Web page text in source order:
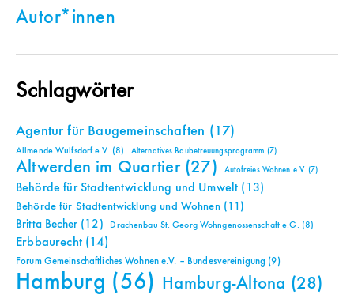
Autor*innen
Schlagwörter
Agentur für Baugemeinschaften (17)
Allmende Wulfsdorf e.V. (8) Alternatives Baubetreuungsprogramm (7)
Altwerden im Quartier(27) Autofreies Wohnen e.V. (7)
Behörde für Stadtentwicklung und Umwelt (13)
Behörde für Stadtentwicklung und Wohnen(11)
Britta Becher(12) Drachenbau St. Georg Wohngenossenschaft e.G. (8)
Erbbaurecht(14)
Forum Gemeinschaftliches Wohnen e.V. – Bundesvereinigung (9)
Hamburg (56) Hamburg-Altona (28)